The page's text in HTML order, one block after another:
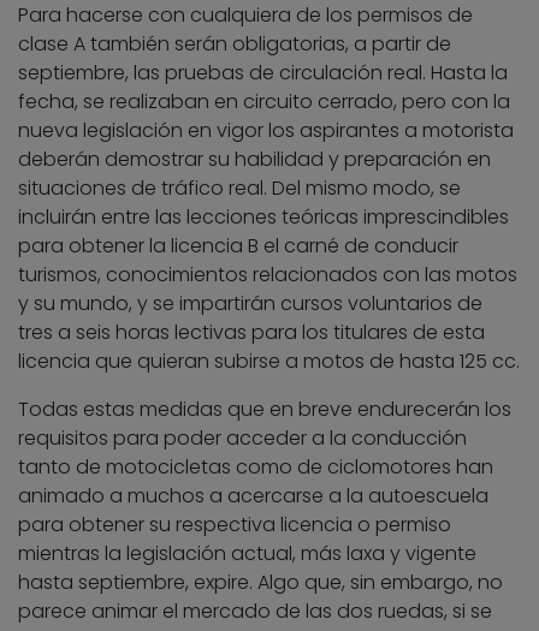
Para hacerse con cualquiera de los permisos de
clase A también serán obligatorias, a partir de
septiembre, las pruebas de circulación real. Hasta la
fecha, se realizaban en circuito cerrado, pero con la
nueva legislación en vigor los aspirantes a motorista
deberán demostrar su habilidad y preparación en
situaciones de tráfico real. Del mismo modo, se
incluirán entre las lecciones teóricas imprescindibles
para obtener la licencia B el carné de conducir
turismos, conocimientos relacionados con las motos
y su mundo, y se impartirán cursos voluntarios de
tres a seis horas lectivas para los titulares de esta
licencia que quieran subirse a motos de hasta 125 cc.
Todas estas medidas que en breve endurecerán los
requisitos para poder acceder a la conducción
tanto de motocicletas como de ciclomotores han
animado a muchos a acercarse a la autoescuela
para obtener su respectiva licencia o permiso
mientras la legislación actual, más laxa y vigente
hasta septiembre, expire. Algo que, sin embargo, no
parece animar el mercado de las dos ruedas, si se